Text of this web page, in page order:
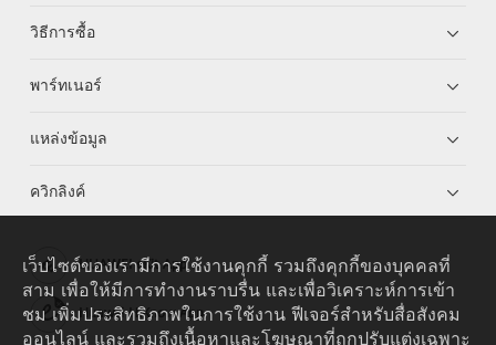
วิธีการซื้อ
พาร์ทเนอร์
แหล่งข้อมูล
ควิกลิงค์
HUAWEI eKit App
Huawei HiKnow App
เว็บไซต์ของเรามีการใช้งานคุกกี้ รวมถึงคุกกี้ของบุคคลที่
สาม เพื่อให้มีการทำงานราบรื่น และเพื่อวิเคราะห์การเข้า
ชม เพิ่มประสิทธิภาพในการใช้งาน ฟีเจอร์สำหรับสื่อสังคม
ออนไลน์ และรวมถึงเนื้อหาและโฆษณาที่ถูกปรับแต่งเฉพาะ